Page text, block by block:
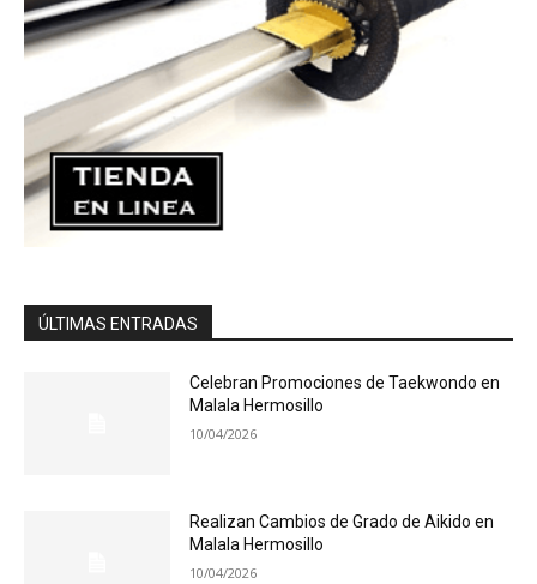
ÚLTIMAS ENTRADAS
Celebran Promociones de Taekwondo en
Malala Hermosillo
10/04/2026
Realizan Cambios de Grado de Aikido en
Malala Hermosillo
10/04/2026